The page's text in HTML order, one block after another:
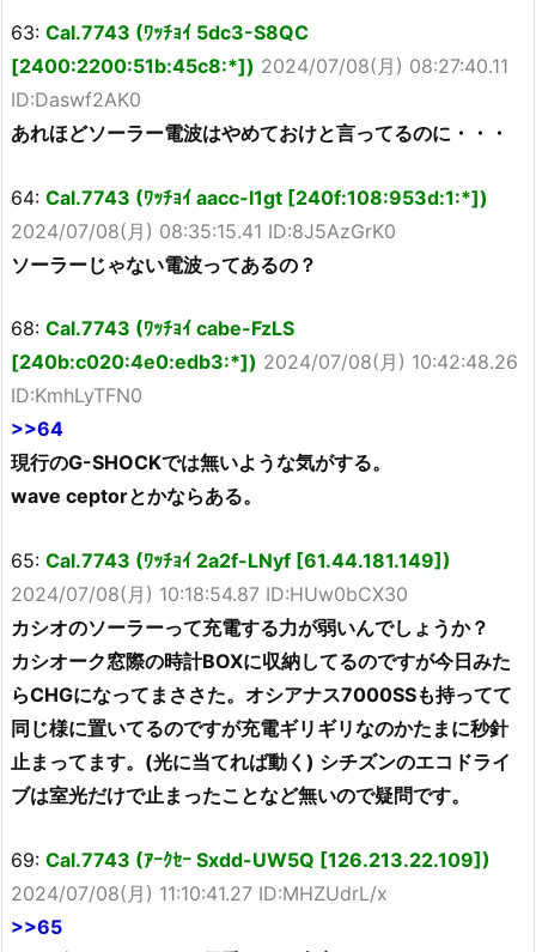
63: Cal.7743 (ﾜｯﾁｮｲ 5dc3-S8QC
[2400:2200:51b:45c8:*]) 2024/07/08(月) 08:27:40.11
ID:Daswf2AK0
あれほどソーラー電波はやめておけと言ってるのに・・・
64: Cal.7743 (ﾜｯﾁｮｲ aacc-l1gt [240f:108:953d:1:*])
2024/07/08(月) 08:35:15.41 ID:8J5AzGrK0
ソーラーじゃない電波ってあるの？
68: Cal.7743 (ﾜｯﾁｮｲ cabe-FzLS
[240b:c020:4e0:edb3:*]) 2024/07/08(月) 10:42:48.26
ID:KmhLyTFN0
>>64
現行のG-SHOCKでは無いような気がする。
wave ceptorとかならある。
65: Cal.7743 (ﾜｯﾁｮｲ 2a2f-LNyf [61.44.181.149])
2024/07/08(月) 10:18:54.87 ID:HUw0bCX30
カシオのソーラーって充電する力が弱いんでしょうか？
カシオーク窓際の時計BOXに収納してるのですが今日みた
らCHGになってまささた。オシアナス7000SSも持ってて
同じ様に置いてるのですが充電ギリギリなのかたまに秒針
止まってます。(光に当てれば動く) シチズンのエコドライ
ブは室光だけで止まったことなど無いので疑問です。
69: Cal.7743 (ｱｰｸｾｰ Sxdd-UW5Q [126.213.22.109])
2024/07/08(月) 11:10:41.27 ID:MHZUdrL/x
>>65